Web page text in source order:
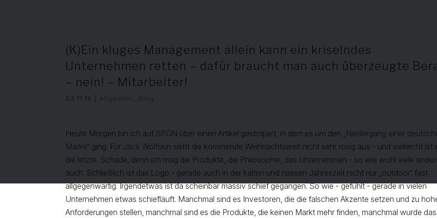
(K)Ein kluges Management allein kann ein kriselndes
Unternehmen retten – dafür braucht man auch überzeugte
– nein! – Mitarbeiter!
03.11.16 Allgemein Blog
Heute Morgen bin ich auf SPON über einen Artikel gestolpert, in dem es um den „Niedergang einer
Marke“ ging. Für Jack Wolfskin sieht die kommende Weihnachtswelt nicht sehr rosig aus - und vielleicht ist
die letzte. Schade, denn ich mag die Produkte, die Philosophie, das Unternehmen - so wie wohl viele
auch. Schließlich ist das Logo - gerade auch in der kalten und nassen Jahreszeit nicht nur „outdoor“ fast
allgegenwärtig. Irgendetwas ist da scheinbar massiv schief gegangen. So wie - gefühlt - gerade in vielen
Unternehmen etwas schiefläuft. Manchmal sind es Investoren, die die falschen Akzente setzen und zu
Anforderungen stellen, manchmal sind es die Produkte, die keinen Markt mehr finden, manchmal wurde das